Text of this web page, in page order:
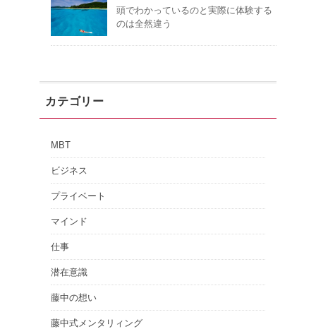
頭でわかっているのと実際に体験する
のは全然違う
カテゴリー
MBT
ビジネス
プライベート
マインド
仕事
潜在意識
藤中の想い
藤中式メンタリィング